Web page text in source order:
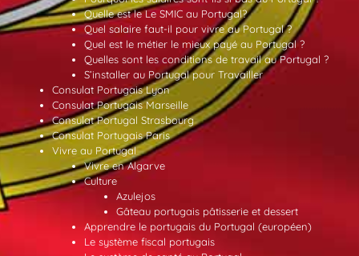
Quelle est le Le SMIC au Portugal?
Quel salaire faut-il pour vivre au Portugal ?
Quel est le métier le mieux payé au Portugal ?
Quelles sont les conditions de travail au Portugal ?
S’installer au Portugal pour Travailler
Consulat Portugais Lyon
Consulat Portugais Marseille
Consulat Portugal Strasbourg
Consulat Portugais Paris
Vivre au Portugal
Vivre en Algarve
Culture
Azulejos
Gâteau portugais pâtisserie et dessert
Apprendre le portugais du Portugal (européen)
Le système fiscal portugais